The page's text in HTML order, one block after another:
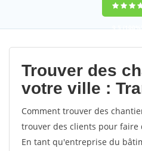
9,5
votes
Trouver des
votre ville :
Comment trouver des
trouver des clients pour faire
En tant qu'entreprise du